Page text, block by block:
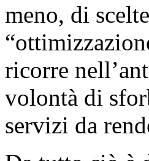
meno, di
ricorre
volontà di
servizi da